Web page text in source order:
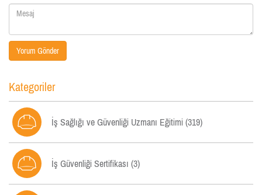
Yorum Gönder
Kategoriler
 İş Sağlığı ve Güvenliği Uzmanı Eğitimi (319)
 İş Güvenliği Sertifikası (3)